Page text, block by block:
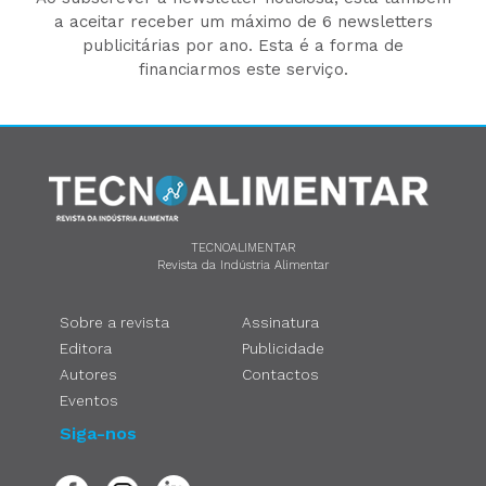
a aceitar receber um máximo de 6 newsletters
publicitárias por ano. Esta é a forma de
financiarmos este serviço.
TECNOALIMENTAR
Revista da Indústria Alimentar
Sobre a revista
Editora
Autores
Eventos
Assinatura
Publicidade
Contactos
Siga-nos